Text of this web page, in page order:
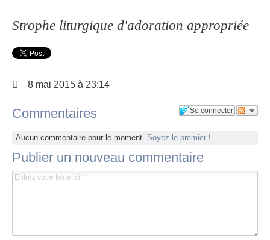
Strophe liturgique d'adoration appropriée
8 mai 2015 à 23:14
Se connecter
Commentaires
Aucun commentaire pour le moment. Soyez le premier !
Publier un nouveau commentaire